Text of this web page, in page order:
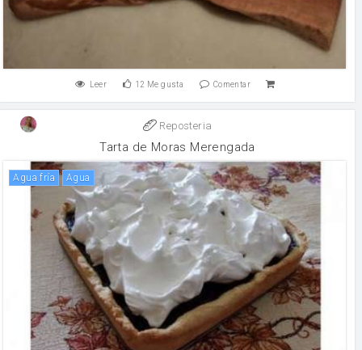
Leer 12 Me gusta Comentar
Reposteria
Tarta de Moras Merengada
Agua fría agua